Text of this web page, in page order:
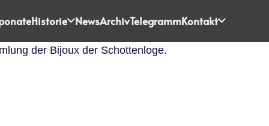
Historie NewsArchivTelegrammKontakt